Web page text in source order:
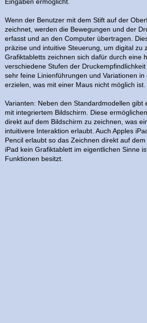
Wenn der Benutzer mit dem Stift auf der
zeichnet, werden die Bewegungen und der
erfasst und an den Computer übertragen.
präzise und intuitive Steuerung, um digital zu
Grafiktabletts zeichnen sich dafür durch eine
verschiedene Stufen der
sehr feine Linienführungen und Variationen in
erzielen, was mit einer Maus nicht möglich ist.
Varianten: Neben den Standardmodellen gibt
mit integriertem Bildschirm. Diese
direkt auf dem Bildschirm zu zeichnen, was
intuitivere Interaktion erlaubt. Auch Apples
Pencil erlaubt so das Zeichnen direkt auf
iPad kein Grafiktablett im eigentlichen Sinne
Funktionen besitzt.